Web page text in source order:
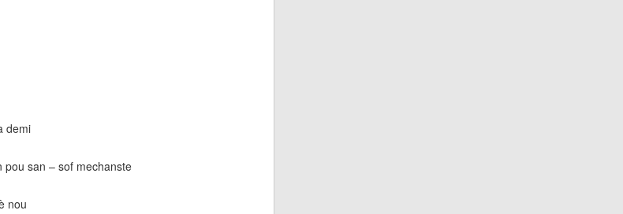
demi
pou san – sof mechanste
nou